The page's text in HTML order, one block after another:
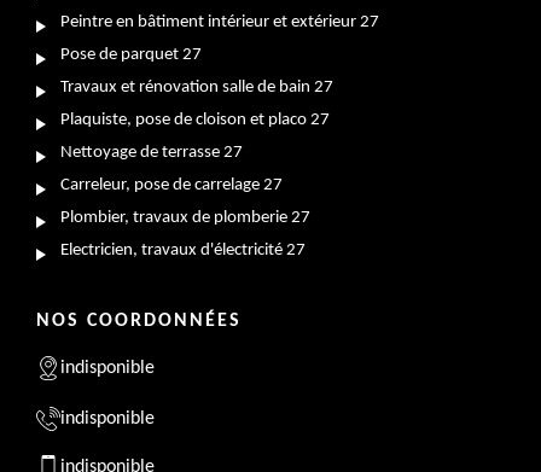
Peintre en bâtiment intérieur et extérieur 27
Pose de parquet 27
Travaux et rénovation salle de bain 27
Plaquiste, pose de cloison et placo 27
Nettoyage de terrasse 27
Carreleur, pose de carrelage 27
Plombier, travaux de plomberie 27
Electricien, travaux d'électricité 27
NOS COORDONNÉES
indisponible
indisponible
indisponible